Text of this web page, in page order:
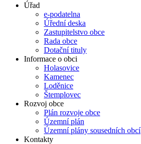
Úřad
e-podatelna
Úřední deska
Zastupitelstvo obce
Rada obce
Dotační tituly
Informace o obci
Holasovice
Kamenec
Loděnice
Štemplovec
Rozvoj obce
Plán rozvoje obce
Územní plán
Územní plány sousedních obcí
Kontakty